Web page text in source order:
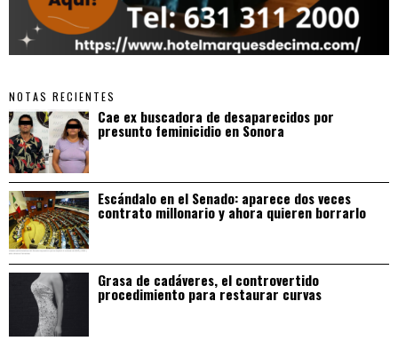
NOTAS RECIENTES
Cae ex buscadora de desaparecidos por
presunto feminicidio en Sonora
Escándalo en el Senado: aparece dos veces
contrato millonario y ahora quieren borrarlo
Grasa de cadáveres, el controvertido
procedimiento para restaurar curvas